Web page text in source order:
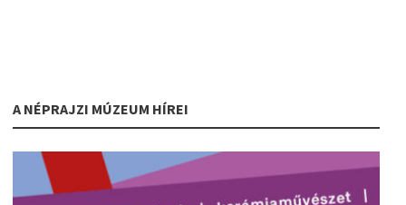
A NÉPRAJZI MÚZEUM HÍREI